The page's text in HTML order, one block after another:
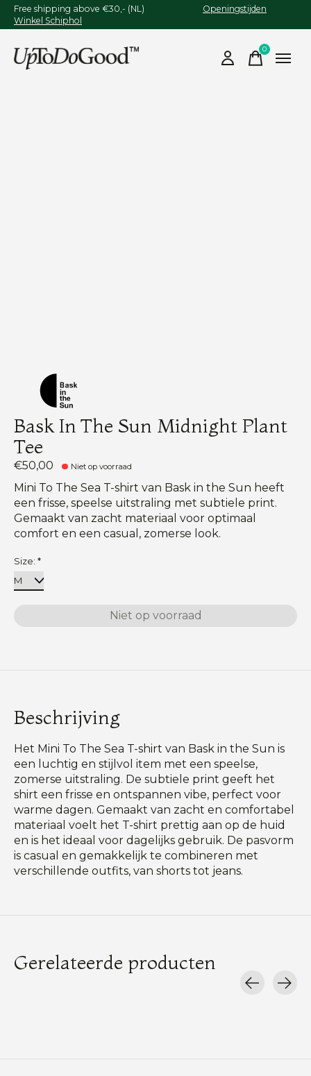
Free shipping above €30,- (NL) Openingstijden
Winkel Schiphol
0items
Bask In The Sun Midnight Plant
Tee
€50,00 Niet op voorraad
Mini To The Sea T-shirt van Bask in the Sun heeft
een frisse, speelse uitstraling met subtiele print.
Gemaakt van zacht materiaal voor optimaal
comfort en een casual, zomerse look.
Size: *
Niet op voorraad
Beschrijving
Het Mini To The Sea T-shirt van Bask in the Sun is
een luchtig en stijlvol item met een speelse,
zomerse uitstraling. De subtiele print geeft het
shirt een frisse en ontspannen vibe, perfect voor
warme dagen. Gemaakt van zacht en comfortabel
materiaal voelt het T-shirt prettig aan op de huid
en is het ideaal voor dagelijks gebruik. De pasvorm
is casual en gemakkelijk te combineren met
verschillende outfits, van shorts tot jeans.
Gerelateerde producten